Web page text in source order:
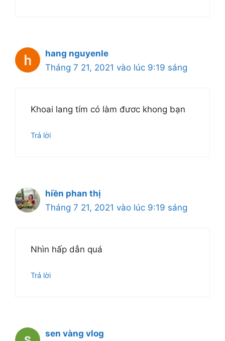
hang nguyenle
Tháng 7 21, 2021 vào lúc 9:19 sáng
Khoai lang tím có làm đươc khong bạn
Trả lời
hiền phan thị
Tháng 7 21, 2021 vào lúc 9:19 sáng
Nhìn hấp dẫn quá
Trả lời
sen vàng vlog